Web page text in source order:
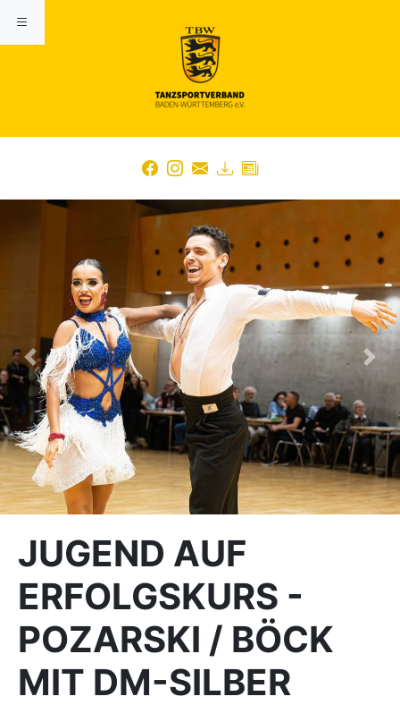
Previous Next
JUGEND AUF
ERFOLGSKURS -
POZARSKI / BÖCK
MIT DM-SILBER